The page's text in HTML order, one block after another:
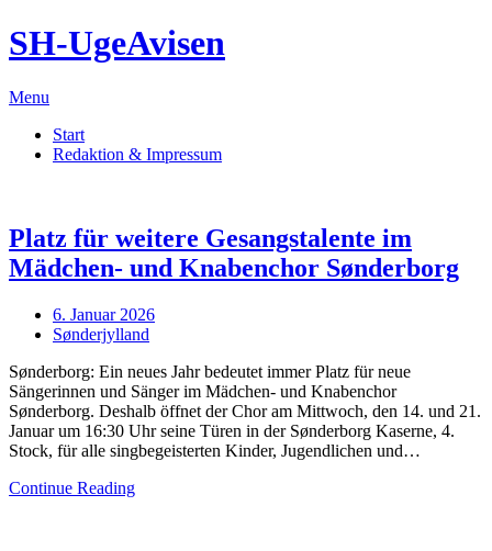
Skip
to
SH-UgeAvisen
Menu
Start
Redaktion & Impressum
Platz für weitere Gesangstalente im
Mädchen- und Knabenchor Sønderborg
Posted
on
6. Januar 2026
Sønderjylland
Sønderborg: Ein neues Jahr bedeutet immer Platz für neue
Sängerinnen und Sänger im Mädchen- und Knabenchor
Sønderborg. Deshalb öffnet der Chor am Mittwoch, den 14. und 21.
Januar um 16:30 Uhr seine Türen in der Sønderborg Kaserne, 4.
Stock, für alle singbegeisterten Kinder, Jugendlichen und…
Continue Reading